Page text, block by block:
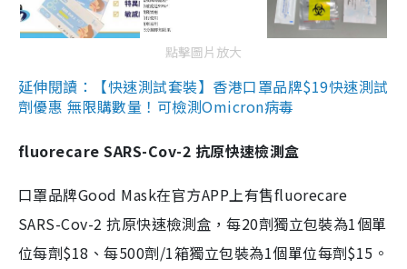
點擊圖片放大
延伸閱讀：【快速測試套裝】香港口罩品牌$19快速測試
劑優惠 無限購數量！可檢測Omicron病毒
fluorecare SARS-Cov-2 抗原快速檢測盒
口罩品牌Good Mask在官方APP上有售fluorecare
SARS-Cov-2 抗原快速檢測盒，每20劑獨立包裝為1個單
位每劑$18、每500劑/1箱獨立包裝為1個單位每劑$15。